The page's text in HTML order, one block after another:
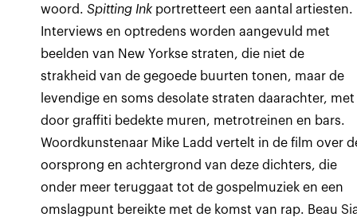
woord.Spitting Ink portretteert een aantal artiesten.
Interviews en optredens worden aangevuld met
beelden van New Yorkse straten, die niet de
strakheid van de gegoede buurten tonen, maar de
levendige en soms desolate straten daarachter, met
door graffiti bedekte muren, metrotreinen en bars.
Woordkunstenaar Mike Ladd vertelt in de film over
oorsprong en achtergrond van deze dichters, die
onder meer teruggaat tot de gospelmuziek en een
omslagpunt bereikte met de komst van rap. Beau